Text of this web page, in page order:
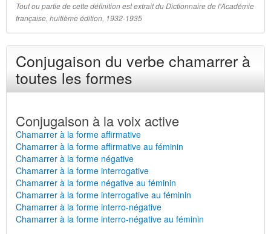
Tout ou partie de cette définition est extrait du Dictionnaire de l'Académie
française, huitième édition, 1932-1935
Conjugaison du verbe chamarrer à
toutes les formes
Conjugaison à la voix active
Chamarrer à la forme affirmative
Chamarrer à la forme affirmative au féminin
Chamarrer à la forme négative
Chamarrer à la forme interrogative
Chamarrer à la forme négative au féminin
Chamarrer à la forme interrogative au féminin
Chamarrer à la forme interro-négative
Chamarrer à la forme interro-négative au féminin